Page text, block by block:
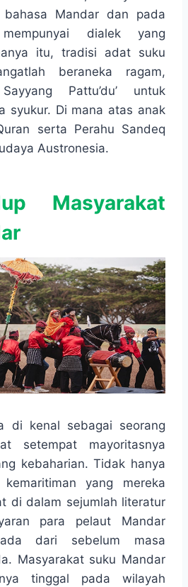
bahasa Mandar dan pada
dialek yang
itu, tradisi adat suku
beraneka ragam,
Pattu’du’ untuk
syukur. Di mana atas anak
serta Perahu Sandeq
Austronesia.
Masyarakat
di kenal sebagai seorang
setempat mayoritasnya
kebaharian. Tidak hanya
yang mereka
di dalam sejumlah literatur
para pelaut Mandar
dari sebelum masa
Masyarakat suku Mandar
tinggal pada wilayah